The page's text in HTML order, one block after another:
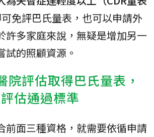
可免評巴氏量表，也可以申請外
許多家庭來說，無疑是增加另一
試的照顧資源。
院評估取得巴氏量表，
估通過標準
前面三種資格，就需要依循申請